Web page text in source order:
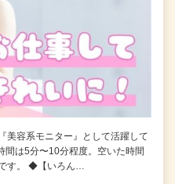
美容系モニター』として活躍して
間は5分〜10分程度。空いた時間
す。 ◆【いろん…